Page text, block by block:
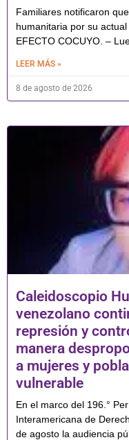
Familiares notificaron
humanitaria por su
EFECTO COCUYO. –
LEER MÁS »
8 de agosto de 2026
Caleidoscopio
venezolano
represión y
manera
a mujeres y
vulnerable
En el marco del 196.°
Interamericana de
de agosto la audiencia